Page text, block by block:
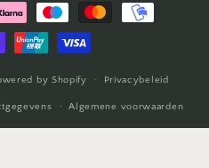
by Shopify Privacybeleid
Algemene voorwaarden